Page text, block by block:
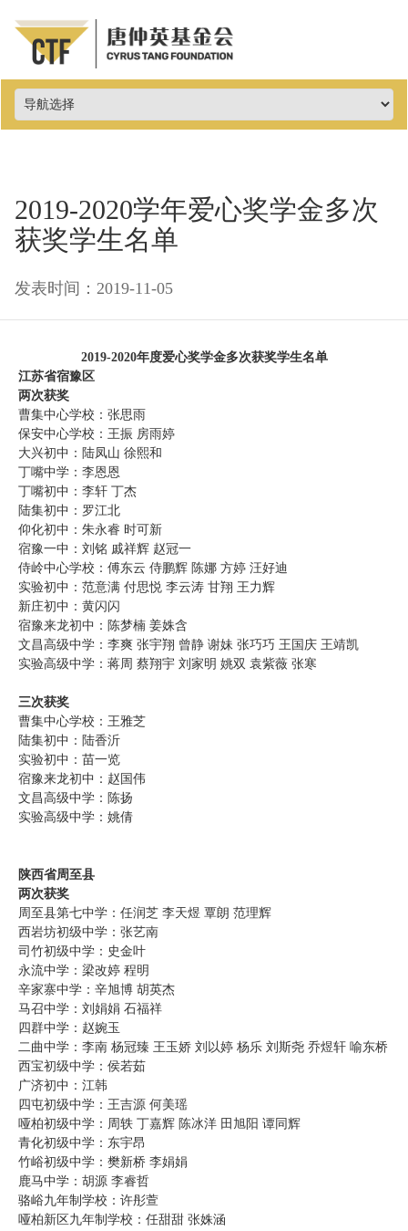
2019-2020学年爱心奖学金多次
获奖学生名单
发表时间：2019-11-05
2019-2020年度爱心奖学金多次获奖学生名单
江苏省宿豫区
两次获奖
曹集中心学校：张思雨
保安中心学校：王振 房雨婷
大兴初中：陆凤山 徐熙和
丁嘴中学：李恩恩
丁嘴初中：李轩 丁杰
陆集初中：罗江北
仰化初中：朱永睿 时可新
宿豫一中：刘铭 戚祥辉 赵冠一
侍岭中心学校：傅东云 侍鹏辉 陈娜 方婷 汪好迪
实验初中：范意满 付思悦 李云涛 甘翔 王力辉
新庄初中：黄闪闪
宿豫来龙初中：陈梦楠 姜姝含
文昌高级中学：李爽 张宇翔 曾静 谢妹 张巧巧 王国庆 王靖凯
实验高级中学：蒋周 蔡翔宇 刘家明 姚双 袁紫薇 张寒
三次获奖
曹集中心学校：王雅芝
陆集初中：陆香沂
实验初中：苗一览
宿豫来龙初中：赵国伟
文昌高级中学：陈扬
实验高级中学：姚倩
陕西省周至县
两次获奖
周至县第七中学：任润芝 李天煜 覃朗 范理辉
西岩坊初级中学：张艺南
司竹初级中学：史金叶
永流中学：梁改婷 程明
辛家寨中学：辛旭博 胡英杰
马召中学：刘娟娟 石福祥
四群中学：赵婉玉
二曲中学：李南 杨冠臻 王玉娇 刘以婷 杨乐 刘斯尧 乔煜轩 喻东桥
西宝初级中学：侯若茹
广济初中：江韩
四屯初级中学：王吉源 何美瑶
哑柏初级中学：周轶 丁嘉辉 陈冰洋 田旭阳 谭同辉
青化初级中学：东宇昂
竹峪初级中学：樊新桥 李娟娟
鹿马中学：胡源 李睿哲
骆峪九年制学校：许彤萱
哑柏新区九年制学校：任甜甜 张姝涵